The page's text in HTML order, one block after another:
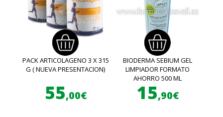
PACK ARTICOLAGENO 3 X 315
G ( NUEVA PRESENTACION)
55,00€
BIODERMA SEBIUM GEL
LIMPIADOR FORMATO
AHORRO 500 ML
15,90€